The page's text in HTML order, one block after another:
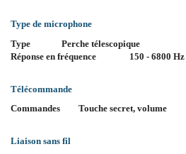
Type de microphone
Type
Perche télescopique
Réponse en fréquence
150 - 6800 Hz
Télécommande
Commandes
Touche secret, volume
Liaison sans fil